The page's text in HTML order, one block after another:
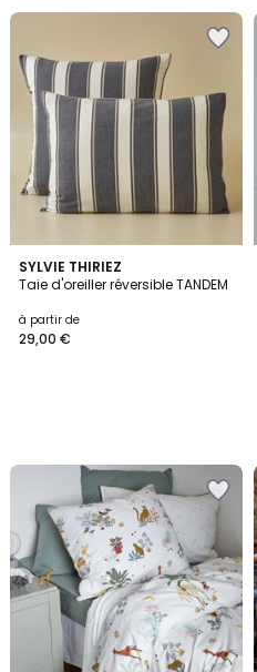
SYLVIE THIRIEZ
Taie d'oreiller réversible TANDEM
à partir de
29,00 €